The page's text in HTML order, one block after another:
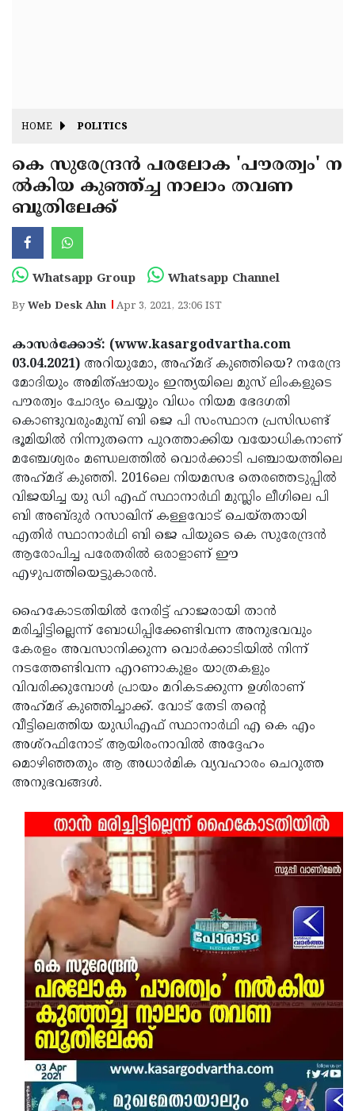
J&K
State
Assembly
Elections
Haryana
State
Assembly
Elections
Diwali
Christmas
New-
Year
Republic
Day
Budget
Election
Maha
Shivarathri
International
Women's
Day
Anti-
Drug
Campaign
Attukal
Pongala
2025
Holi
2025
IPL
2025
Eid
Al-
2025
Waqf
Controversy
Festival
2025
Good
Friday
Observance
2025
Easter
Sunday
2025
By-
Election
Updates
Bihar
Assembly
Polls
Kerala
Local
Body
Election
Look
Back
2025
HOME POLITICS
കെ സുരേന്ദ്രൻ പരലോക 'പൗരത്വം' ന
ൽകിയ കുഞ്ഞ്ച്ച നാലാം തവണ
ബൂതിലേക്ക്
Whatsapp Group Whatsapp Channel
ByWeb Desk Ahn Apr 3, 2021, 23:06 IST
കാസർക്കോട്: (www.kasargodvartha.com
03.04.2021) അറിയുമോ, അഹ്‌മദ്‌ കുഞ്ഞിയെ? നരേന്ദ്ര
മോദിയും അമിത്ഷായും ഇന്ത്യയിലെ മുസ് ലിംകളുടെ
പൗരത്വം ചോദ്യം ചെയ്യും വിധം നിയമ ഭേദഗതി
കൊണ്ടുവരുംമുമ്പ് ബി ജെ പി സംസ്ഥാന പ്രസിഡണ്ട്
ഭൂമിയിൽ നിന്നുതന്നെ പുറത്താക്കിയ വയോധികനാണ്
മഞ്ചേശ്വരം മണ്ഡലത്തിൽ വൊർക്കാടി പഞ്ചായത്തിലെ
അഹ്‌മദ്‌ കുഞ്ഞി. 2016ലെ നിയമസഭ തെരഞ്ഞടുപ്പിൽ
വിജയിച്ച യു ഡി എഫ് സ്ഥാനാർഥി മുസ്ലിം ലീഗിലെ പി
ബി അബ്ദുർ റസാഖിന് കള്ളവോട് ചെയ്തതായി
എതിർ സ്ഥാനാർഥി ബി ജെ പിയുടെ കെ സുരേന്ദ്രൻ
ആരോപിച്ച പരേതരിൽ ഒരാളാണ് ഈ
എഴുപത്തിയെട്ടുകാരൻ.
ഹൈകോടതിയിൽ നേരിട്ട് ഹാജരായി താൻ
മരിച്ചിട്ടില്ലെന്ന് ബോധിപ്പിക്കേണ്ടിവന്ന അനുഭവവും
കേരളം അവസാനിക്കുന്ന വൊർക്കാടിയിൽ നിന്ന്
നടത്തേണ്ടിവന്ന എറണാകുളം യാത്രകളും
വിവരിക്കുമ്പോൾ പ്രായം മറികടക്കുന്ന ഉശിരാണ്
അഹ്‌മദ്‌ കുഞ്ഞിച്ചാക്ക്. വോട് തേടി തന്റെ
വീട്ടിലെത്തിയ യുഡിഎഫ് സ്ഥാനാർഥി എ കെ എം
അശ്‌റഫിനോട് ആയിരംനാവിൽ അദ്ദേഹം
മൊഴിഞ്ഞതും ആ അധാർമിക വ്യവഹാരം ചെറുത്ത
അനുഭവങ്ങൾ.